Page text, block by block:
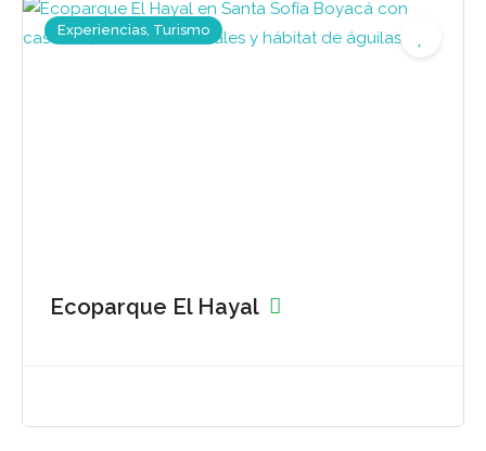
Experiencias, Turismo
Ecoparque El Hayal